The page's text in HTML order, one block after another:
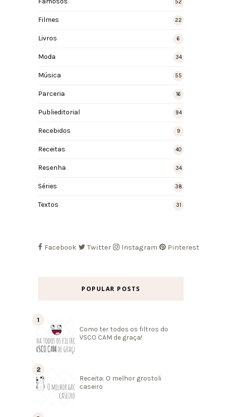
52
Filmes 22
Livros 6
Moda 34
Música 55
Parceria 16
Publieditorial 94
Recebidos 9
Receitas 40
Resenha 34
Séries 38
Textos 31
Facebook Twitter Instagram Pinterest
POPULAR POSTS
Como ter todos os filtros do
VSCO CAM de graça!
Receita: O melhor grostoli
caseiro